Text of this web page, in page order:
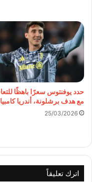
حدد يوفنتوس سعرًا باهظًا
مع هدف برشلونة، أندريا
25/03/2026
اترك تعليقاً